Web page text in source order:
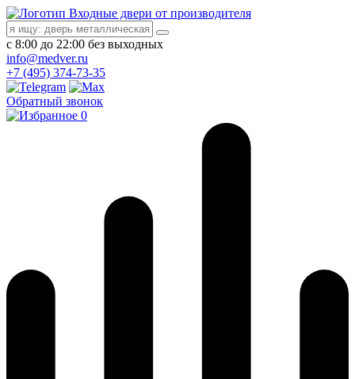
Входные двери от производителя
с 8:00 до 22:00 без выходных
info@medver.ru
+7 (495) 374-73-35
Обратный звонок
0